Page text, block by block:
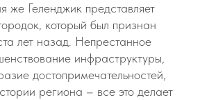
же Геленджик представляет
который был признан
лет назад. Непрестанное
инфраструктуры,
достопримечательностей,
региона – все это делает